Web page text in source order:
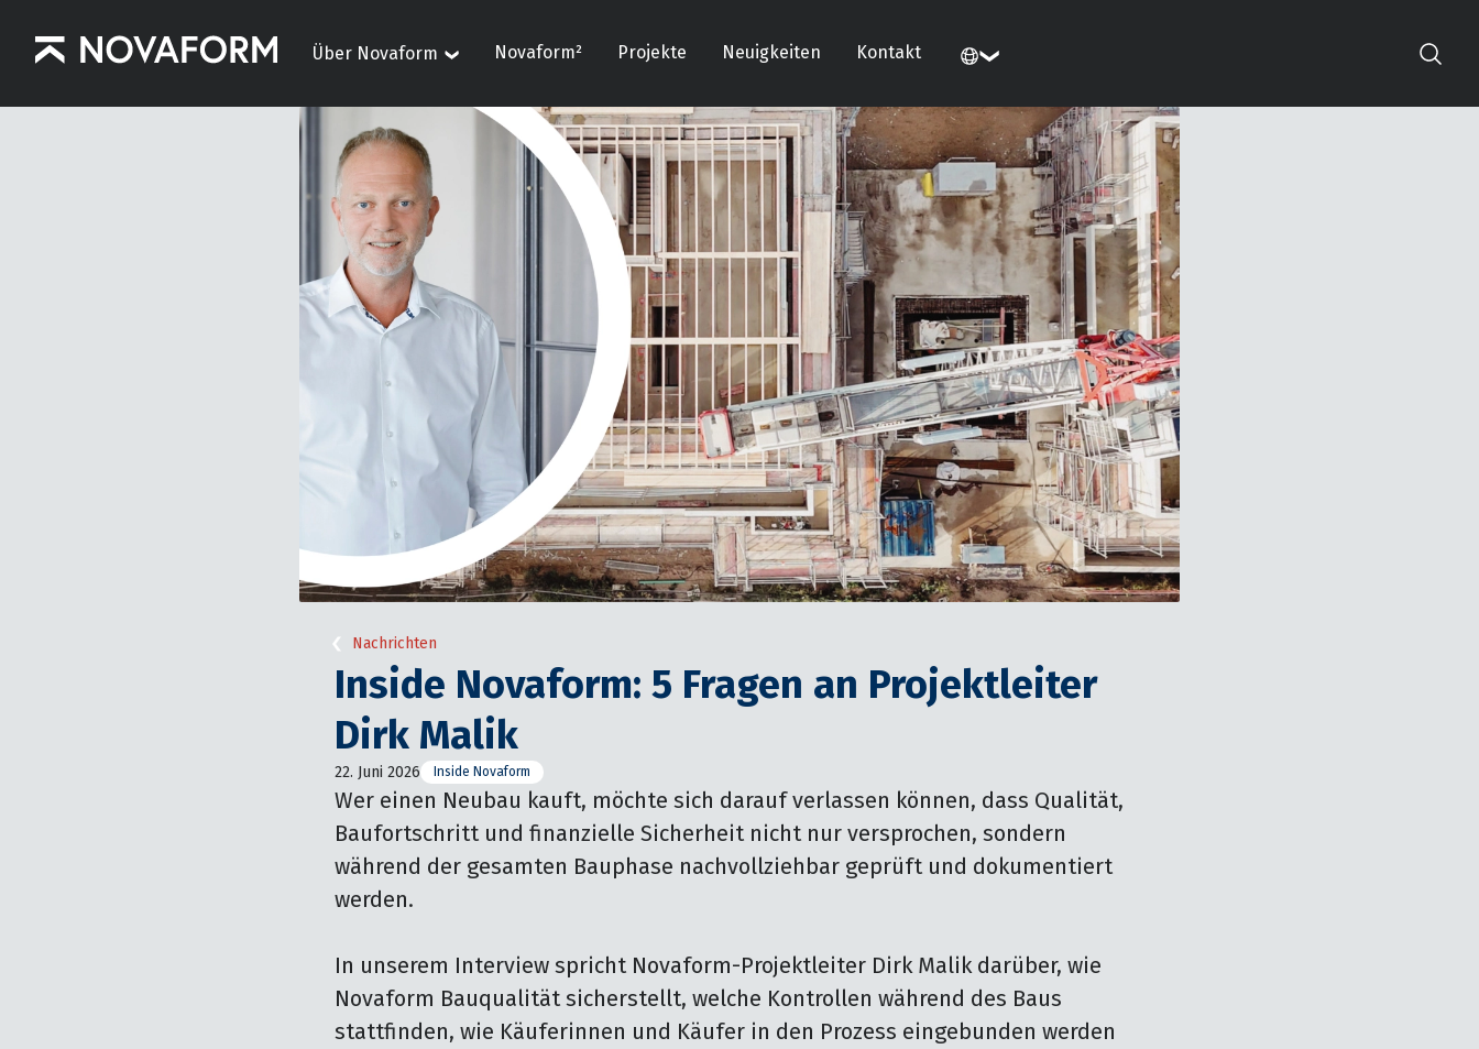
Über Novaform Novaform² Projekte Neuigkeiten Kontakt Suchen
Nachrichten
Inside Novaform: 5 Fragen an Projektleiter
Dirk Malik
22. Juni 2026 Inside Novaform
Wer einen Neubau kauft, möchte sich darauf verlassen können, dass Qualität,
Baufortschritt und finanzielle Sicherheit nicht nur versprochen, sondern
während der gesamten Bauphase nachvollziehbar geprüft und dokumentiert
werden.
In unserem Interview spricht Novaform-Projektleiter Dirk Malik darüber, wie
Novaform Bauqualität sicherstellt, welche Kontrollen während des Baus
stattfinden, wie Käuferinnen und Käufer in den Prozess eingebunden werden